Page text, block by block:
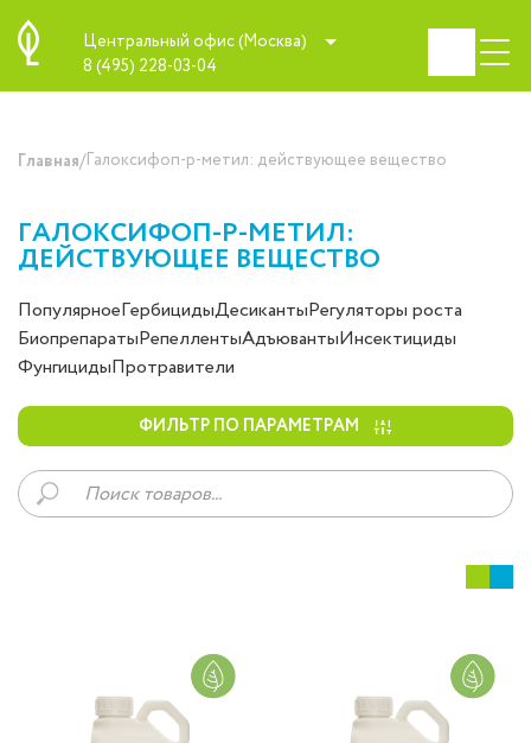
Центральный офис (Москва)
8 (495) 228-03-04
Главная/Галоксифоп-р-метил: действующее вещество
ГАЛОКСИФОП-Р-МЕТИЛ:
ДЕЙСТВУЮЩЕЕ ВЕЩЕСТВО
ПопулярноеГербицидыДесикантыРегуляторы роста
БиопрепаратыРепеллентыАдъювантыИнсектициды
ФунгицидыПротравители
ФИЛЬТР ПО ПАРАМЕТРАМ
Поиск
товаров